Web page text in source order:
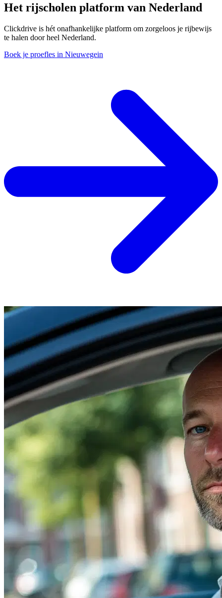
Het rijscholen platform van Nederland
Clickdrive is hét onafhankelijke platform om zorgeloos je rijbewijs
te halen door heel Nederland.
Boek je proefles in Nieuwegein